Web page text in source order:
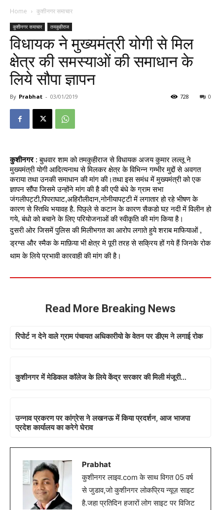
Home कुशीनगर समाचार
कुशीनगर समाचार तमकुहीराज
विधायक ने मुख्यमंत्री योगी से मिल
क्षेत्र की समस्याओं की समाधान के
लिये सौपा ज्ञापन
By Prabhat - 03/01/2019 0
728
कुशीनगर : बुधवार शाम को तमकुहीराज से विधायक अजय कुमार लल्लू ने
मुख्यमंत्री योगी आदित्यनाथ से मिलकर क्षेत्र के विभिन्न गम्भीर मुद्दों से अवगत
कराया तथा उनकी समाधान की मांग की।तथा इस समंध में मुख्यमंत्री को एक
ज्ञापन सौंपा जिसमे उन्होंने मांग की है की एपी बंधे के ग्राम सभा
जंगलीपट्टी,पिपराघाट,अहिरौलीदान,नोनीयापट्टी में लगातार हो रहे भीषण के
कारण से स्तिथि भयावह है. पिछ्ले से कटान के कारण सैकडो घऱ नदी में विलीन हो
गये, बंधो को बचाने के लिए परियोजनाओं की स्वीकृति की मांग किया है।
दुसरी ओर जिसमें पुलिस की मिलीभगत का आरोप लगाते हुये शराब माफियाओं ,
ड्रग्स और स्मैक के माफ़िया भी क्षेत्र मे पूरी तरह से सक्रिय हों गये हैं जिनके रोक
थाम के लिये प्रभावी कारवाही की मांग की है।
Read More Breaking News
रिपोर्ट न देने वाले ग्राम पंचायत अधिकारीयो के वेतन पर डीएम ने लगाई रोक
कुशीनगर में मेडिकल कॉलेज के लिये केंद्र सरकार की मिली मंजूरी…
उन्नाव प्रकरण पर कांग्रेस ने लखनऊ में किया प्रदर्शन, आज भाजपा
प्रदेश कार्यालय का करेगे घेराव
Prabhat
कुशीनगर लाइव.com के साथ विगत 05 वर्ष
से जुडाव,जो कुशीनगर लोकप्रिय न्यूज़ साइट
है.जहा प्रतिदिन हजारों लोग साइट पर विजिट